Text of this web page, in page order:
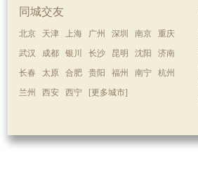
同城交友
北京 天津 上海 广州 深圳 南京
重庆
武汉
成都 银川 长沙 昆明 沈阳
济南
长春
太原 合肥 贵阳 福州 南宁
杭州
兰州
西安 西宁 [更多城市]